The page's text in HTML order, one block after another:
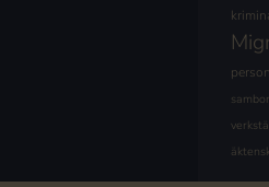
sambor